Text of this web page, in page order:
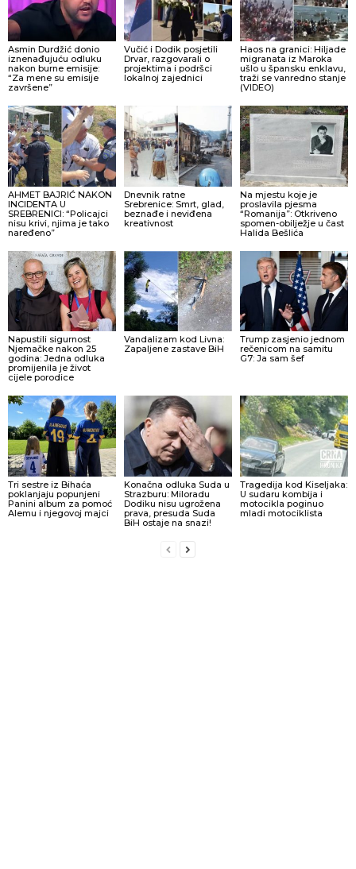
Asmin Durdžić donio
iznenađujuću odluku
nakon burne emisije:
“Za mene su emisije
završene”
Vučić i Dodik posjetili
Drvar, razgovarali o
projektima i podršci
lokalnoj zajednici
Haos na granici: Hiljade
migranata iz Maroka
ušlo u špansku enklavu,
traži se vanredno stanje
(VIDEO)
AHMET BAJRIĆ NAKON
INCIDENTA U
SREBRENICI: “Policajci
nisu krivi, njima je tako
naređeno”
Dnevnik ratne
Srebrenice: Smrt, glad,
beznađe i neviđena
kreativnost
Na mjestu koje je
proslavila pjesma
“Romanija”: Otkriveno
spomen-obilježje u čast
Halida Bešlića
Napustili sigurnost
Njemačke nakon 25
godina: Jedna odluka
promijenila je život
cijele porodice
Vandalizam kod Livna:
Zapaljene zastave BiH
Trump zasjenio jednom
rečenicom na samitu
G7: Ja sam šef
Tri sestre iz Bihaća
poklanjaju popunjeni
Panini album za pomoć
Alemu i njegovoj majci
Konačna odluka Suda u
Strazburu: Miloradu
Dodiku nisu ugrožena
prava, presuda Suda
BiH ostaje na snazi!
Tragedija kod Kiseljaka:
U sudaru kombija i
motocikla poginuo
mladi motociklista